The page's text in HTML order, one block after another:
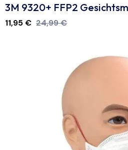
3M 9320+ FFP2
11,95€ 24,99€